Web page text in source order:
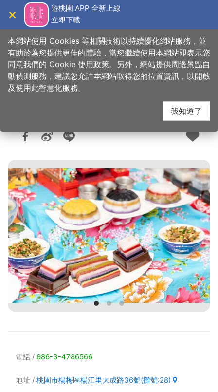
主
遊桃園 APP 全新上線
立即下載
首頁 > 購好物 > 購物快搜
大成市場-香圓食品
人氣：1.5萬
電話 886-3-4786566
地址 桃園市楊梅區楊江里大成路36號(攤號:28)
本網站使用 Cookies 等相關技術以持續優化網站服務，並
有助於為您提供更佳的體驗，當您繼續使用本網站即表示您
同意我們的 Cookie 使用政策。另外，網站提供周邊景點自
動偵測服務，建議您允許本網站取得您的位置資訊，以開啟
及使用此智慧化服務。
我知道了